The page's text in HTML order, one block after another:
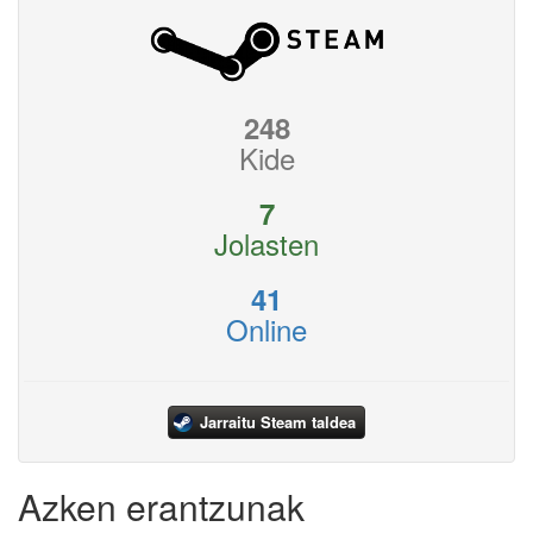
248
Kide
7
Jolasten
41
Online
Jarraitu Steam taldea
Azken erantzunak